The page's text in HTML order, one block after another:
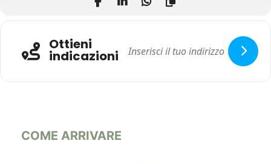
Ottieni
indicazioni
COME ARRIVARE